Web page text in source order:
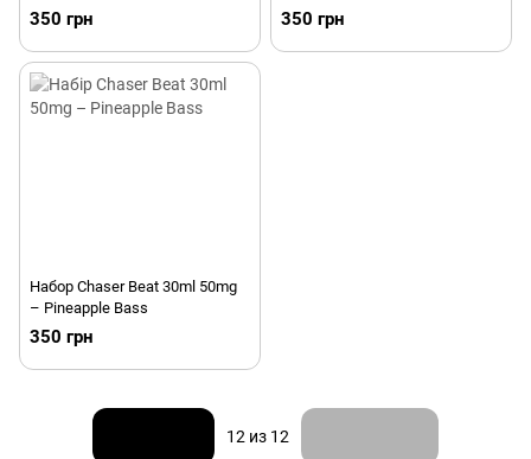
350 грн 350 грн
Набор Chaser Beat 30ml 50mg
– Pineapple Bass
350 грн
12 из 12